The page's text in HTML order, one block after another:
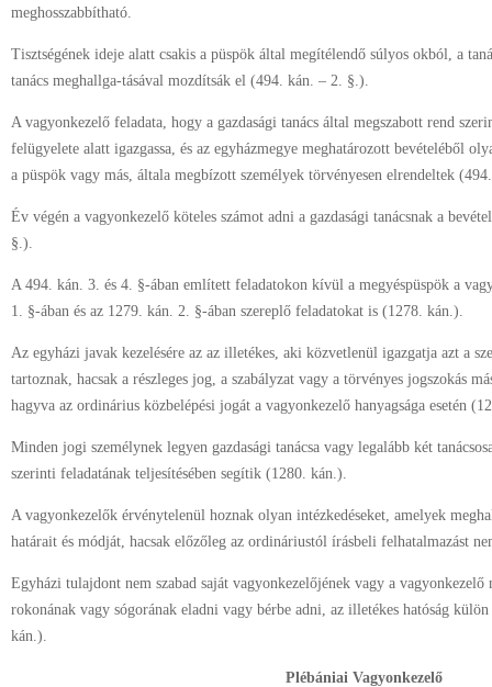
meghosszabbítható.
Tisztségének ideje alatt csakis a püspök által megítélendő súlyos okból, a
tanács meghallga-tásával mozdítsák el (494. kán. – 2. §.).
A vagyonkezelő feladata, hogy a gazdasági tanács által megszabott rend
felügyelete alatt igazgassa, és az egyházmegye meghatározott bevételéből
a püspök vagy más, általa megbízott személyek törvényesen elrendeltek
Év végén a vagyonkezelő köteles számot adni a gazdasági tanácsnak a
§.).
A 494. kán. 3. és 4. §-ában említett feladatokon kívül a megyéspüspök a
1. §-ában és az 1279. kán. 2. §-ában szereplő feladatokat is (1278. kán.).
Az egyházi javak kezelésére az az illetékes, aki közvetlenül igazgatja azt a
tartoznak, hacsak a részleges jog, a szabályzat vagy a törvényes jogszokás
hagyva az ordinárius közbelépési jogát a vagyonkezelő hanyagsága esetén
Minden jogi személynek legyen gazdasági tanácsa vagy legalább két
szerinti feladatának teljesítésében segítik (1280. kán.).
A vagyonkezelők érvénytelenül hoznak olyan intézkedéseket, amelyek
határait és módját, hacsak előzőleg az ordináriustól írásbeli felhatalmazást
Egyházi tulajdont nem szabad saját vagyonkezelőjének vagy a
rokonának vagy sógorának eladni vagy bérbe adni, az illetékes hatóság
kán.).
Plébániai Vagyonkezelő